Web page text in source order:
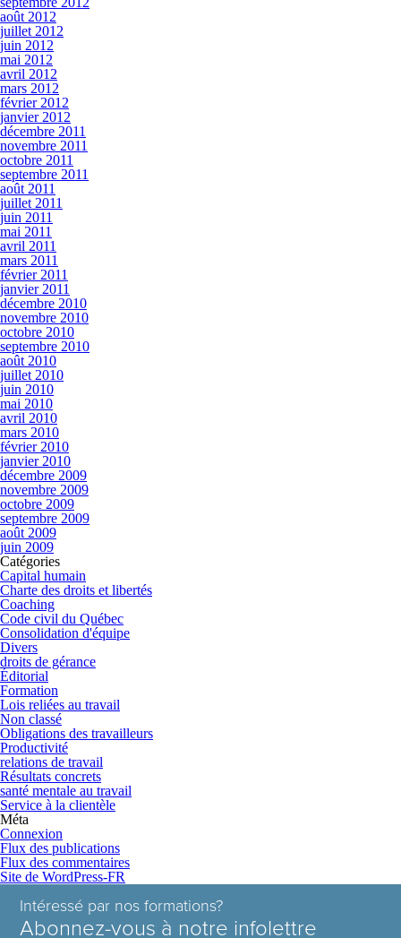
août 2012
juillet 2012
juin 2012
mai 2012
avril 2012
mars 2012
février 2012
janvier 2012
décembre 2011
novembre 2011
octobre 2011
septembre 2011
août 2011
juillet 2011
juin 2011
mai 2011
avril 2011
mars 2011
février 2011
janvier 2011
décembre 2010
novembre 2010
octobre 2010
septembre 2010
août 2010
juillet 2010
juin 2010
mai 2010
avril 2010
mars 2010
février 2010
janvier 2010
décembre 2009
novembre 2009
octobre 2009
septembre 2009
août 2009
juin 2009
Catégories
Capital humain
Charte des droits et libertés
Coaching
Code civil du Québec
Consolidation d'équipe
Divers
droits de gérance
Éditorial
Formation
Lois reliées au travail
Non classé
Obligations des travailleurs
Productivité
relations de travail
Résultats concrets
santé mentale au travail
Service à la clientèle
Méta
Connexion
Flux des publications
Flux des commentaires
Site de WordPress-FR
Intéressé par nos formations?
Abonnez-vous à notre infolettre